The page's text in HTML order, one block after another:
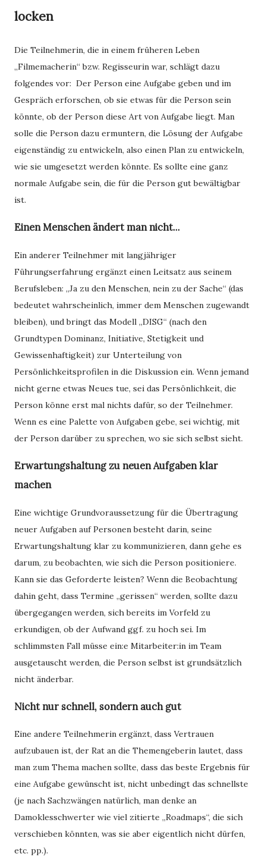
locken
Die Teilnehmerin, die in einem früheren Leben
„Filmemacherin“ bzw. Regisseurin war, schlägt dazu
folgendes vor: Der Person eine Aufgabe geben und im
Gespräch erforschen, ob sie etwas für die Person sein
könnte, ob der Person diese Art von Aufgabe liegt. Man
solle die Person dazu ermuntern, die Lösung der Aufgabe
eigenständig zu entwickeln, also einen Plan zu entwickeln,
wie sie umgesetzt werden könnte. Es sollte eine ganz
normale Aufgabe sein, die für die Person gut bewältigbar
ist.
Einen Menschen ändert man nicht...
Ein anderer Teilnehmer mit langjähriger
Führungserfahrung ergänzt einen Leitsatz aus seinem
Berufsleben: „Ja zu den Menschen, nein zu der Sache“ (das
bedeutet wahrscheinlich, immer dem Menschen zugewandt
bleiben), und bringt das Modell „DISG“ (nach den
Grundtypen Dominanz, Initiative, Stetigkeit und
Gewissenhaftigkeit) zur Unterteilung von
Persönlichkeitsprofilen in die Diskussion ein. Wenn jemand
nicht gerne etwas Neues tue, sei das Persönlichkeit, die
Person könne erst mal nichts dafür, so der Teilnehmer.
Wenn es eine Palette von Aufgaben gebe, sei wichtig, mit
der Person darüber zu sprechen, wo sie sich selbst sieht.
Erwartungshaltung zu neuen Aufgaben klar
machen
Eine wichtige Grundvoraussetzung für die Übertragung
neuer Aufgaben auf Personen besteht darin, seine
Erwartungshaltung klar zu kommunizieren, dann gehe es
darum, zu beobachten, wie sich die Person positioniere.
Kann sie das Geforderte leisten? Wenn die Beobachtung
dahin geht, dass Termine „gerissen“ werden, sollte dazu
übergegangen werden, sich bereits im Vorfeld zu
erkundigen, ob der Aufwand ggf. zu hoch sei. Im
schlimmsten Fall müsse ein:e Mitarbeiter:in im Team
ausgetauscht werden, die Person selbst ist grundsätzlich
nicht änderbar.
Nicht nur schnell, sondern auch gut
Eine andere Teilnehmerin ergänzt, dass Vertrauen
aufzubauen ist, der Rat an die Themengeberin lautet, dass
man zum Thema machen sollte, dass das beste Ergebnis für
eine Aufgabe gewünscht ist, nicht unbedingt das schnellste
(je nach Sachzwängen natürlich, man denke an
Damoklesschwerter wie viel zitierte „Roadmaps“, die sich
verschieben könnten, was sie aber eigentlich nicht dürfen,
etc. pp.).